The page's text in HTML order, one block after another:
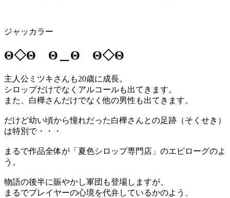
ジャッカラー
Θ◇Θ Θ＿Θ Θ◇Θ
主人公ミツキさんも20歳に成長。
シロップだけでなくアルコールも出てきます。
また、白樺さんだけでなく他の男性も出てきます。
だけど幼い頃から憧れだった白樺さんとの足跡（そくせき）
は特別で・・・
まるで作品全体が「夏色シロップ専門店」のエピローグのよ
う。
物語の後半に賑やかし軍団も登場しますが、
まるでプレイヤーの心境を代弁しているかのよう、